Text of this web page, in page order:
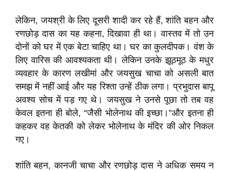
लेकिन, जयश्री के लिए दूसरी शादी कर रहे हैं, शांति बहन और
रणछोड़ दास का यह कहना, दिखावा ही था। वास्तव में तो उन
दोनों को घर में एक बेटा चाहिए था। घर का कुलदीपक। वंश के
लिए वारिस की आवश्यकता थी। लेकिन उनके झूठमूठ के मधुर
व्यवहार के कारण लखीमां और जयसुख चाचा को असली बात
समझ में नहीं आई और यह रिश्ता उन्हें ठीक लगा। प्रभुदास बापू
अवश्य सोच में पड़ गए थे। जयसुख ने उनसे पूछा तो तब वह
केवल इतना ही बोले, “जैसी भोलेनाथ की इच्छा।”और इतना ही
कहकर वह केतकी को लेकर भोलेनाथ के मंदिर की ओर निकल
गए।
शांति बहन, कानजी चाचा और रणछोड़ दास ने अधिक समय न